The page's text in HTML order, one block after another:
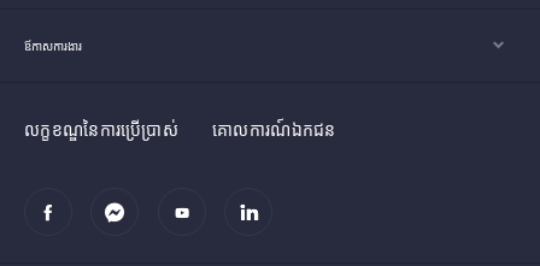
ឪកាសការងារ
លក្ខខណ្ឌនៃការប្រើប្រាស់ គោលការណ៍ឯកជន